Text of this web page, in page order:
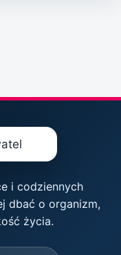
i codziennych
dbać o organizm,
życia.